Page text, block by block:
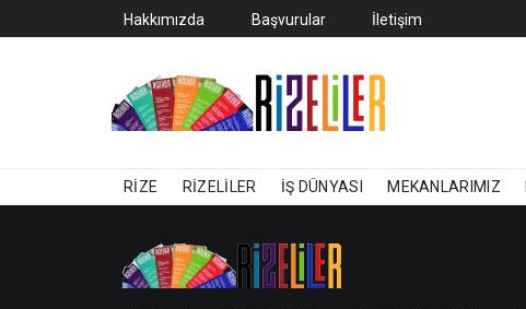
Hakkımızda Başvurular İletişim
RIZE RIZELILER İŞ DÜNYASI MEKANLARIMIZ